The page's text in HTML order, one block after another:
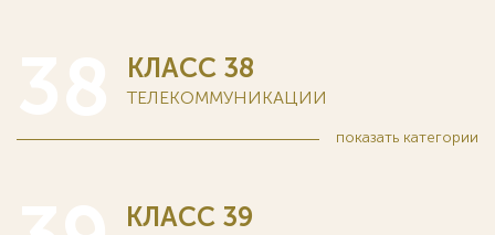
КЛАСС 38
ТЕЛЕКОММУНИКАЦИИ
показать категории
КЛАСС 39